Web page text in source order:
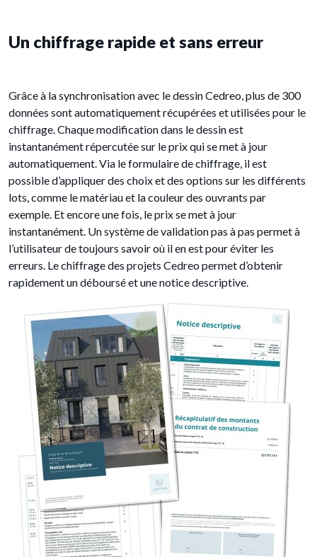
Un chiffrage rapide et sans erreur
Grâce à la synchronisation avec le dessin Cedreo, plus de 300
données sont automatiquement récupérées et utilisées pour le
chiffrage. Chaque modification dans le dessin est
instantanément répercutée sur le prix qui se met à jour
automatiquement. Via le formulaire de chiffrage, il est
possible d’appliquer des choix et des options sur les différents
lots, comme le matériau et la couleur des ouvrants par
exemple. Et encore une fois, le prix se met à jour
instantanément. Un système de validation pas à pas permet à
l’utilisateur de toujours savoir où il en est pour éviter les
erreurs. Le chiffrage des projets Cedreo permet d’obtenir
rapidement un déboursé et une notice descriptive.